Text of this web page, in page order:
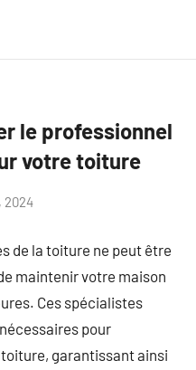
le professionnel
votre toiture
2024
de la toiture ne peut être
maintenir votre maison
Ces spécialistes
pour
garantissant ainsi